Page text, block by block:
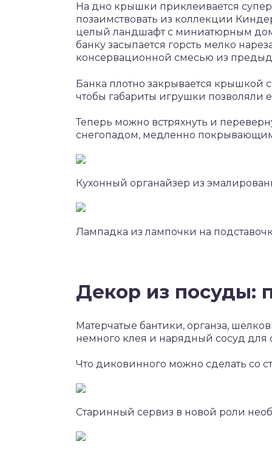
На дно крышки приклеивается
позаимствовать из коллекции
целый ландшафт с миниатюрным
банку засыпается горсть мелко
консервационной смесью из
Банка плотно закрывается крышкой
чтобы габариты игрушки позволяли
Теперь можно встряхнуть и
снегопадом, медленно
Кухонный органайзер из
Лампадка из лампочки на
Декор из посуды:
Матерчатые бантики, органза,
немного клея и нарядный сосуд для
Что диковинного можно сделать со
Старинный сервиз в новой роли